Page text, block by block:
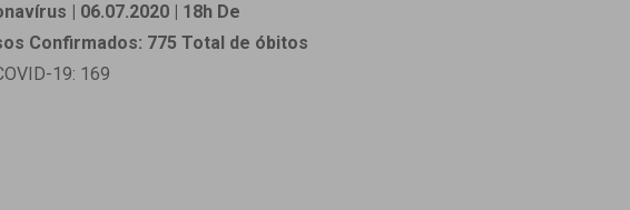
Ambiental
Empresas
| 06.07.2020 | 18h De
Confirmados: 775 Total de óbitos
19: 169